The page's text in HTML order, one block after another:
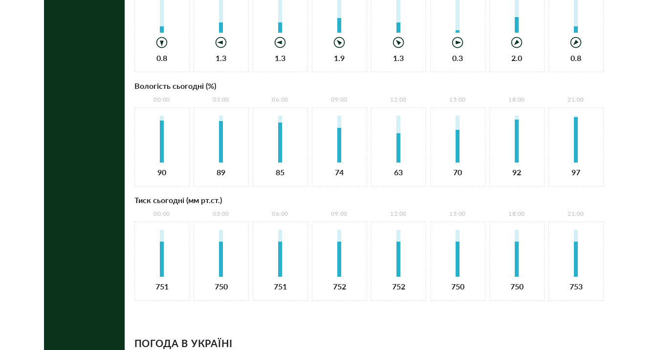
0.8 1.3 1.3 1.9 1.3 0.3 2.0 0.8
Вологість сьогодні (%)
00:00
90
03:00
89
06:00
85
09:00
74
12:00
63
15:00
70
18:00
92
21:00
97
Тиск сьогодні (мм рт.ст.)
00:00
751
03:00
750
06:00
751
09:00
752
12:00
752
15:00
750
18:00
750
21:00
753
ПОГОДА В УКРАЇНІ